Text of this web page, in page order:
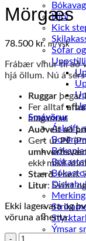
Hjól
Kick
Sófar
Smávörur
Áskrift
Ýmsar
Mörgæs
78.500 kr. m/vsk
Frábær vinur til að
hjá öllum. Nú á
Ruggar þegar
Fer alltaf
maganum
Auðvelt að
Gert úrPE
ekki mikil
Stærð: Hæð:
Litur: Svört
Ekki lagervara og
vöruna afhenta.
Mörgæs